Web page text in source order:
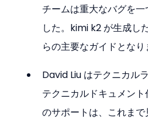
チームは重大なバグを
した。kimi k2 が生成し
らの主要なガイドとなり
David Liu はテクニカル
テクニカルドキュメン
のサポートは、これま